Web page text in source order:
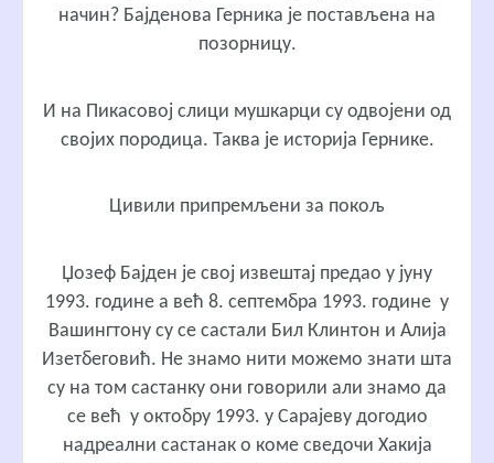
начин? Бајденова Герника је постављена на
позорницу.
И на Пикасовој слици мушкарци су одвојени од
својих породица. Taква je историјa Гернике.
Цивили припремљени за покољ
Џозеф Бајден је свој извештај предао у јуну
1993. године а већ 8. септембра 1993. године у
Вашингтону су се састали Бил Клинтон и Алија
Изетбеговић. Не знамо нити можемо знати шта
су на том састанку они говорили али знамо да
се већ у октобру 1993. у Сарајеву догодио
надреални састанак о коме сведочи Хакија